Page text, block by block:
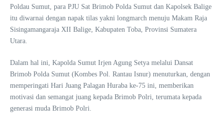
Poldau Sumut, para PJU Sat Brimob Polda Sumut dan Kapolsek Balige
itu diwarnai dengan napak tilas yakni longmarch menuju Makam Raja
Sisingamangaraja XII Balige, Kabupaten Toba, Provinsi Sumatera
Utara.
Dalam hal ini, Kapolda Sumut Irjen Agung Setya melalui Dansat
Brimob Polda Sumut (Kombes Pol. Rantau Isnur) menuturkan, dengan
memperingati Hari Juang Palagan Huraba ke-75 ini, memberikan
motivasi dan semangat juang kepada Brimob Polri, terumata kepada
generasi muda Brimob Polri.